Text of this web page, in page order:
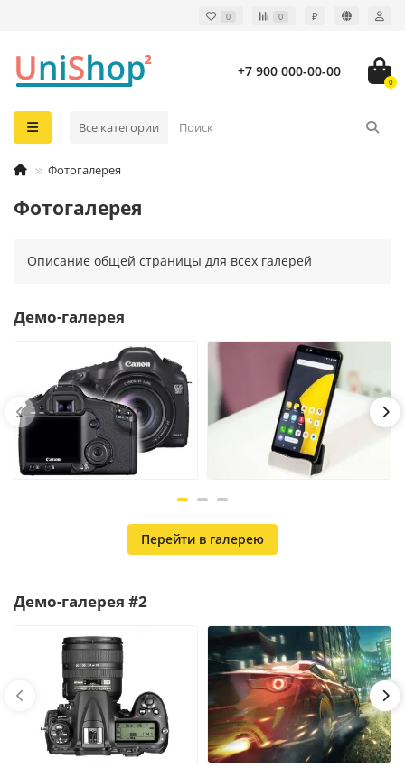
0 0 ₽
+7 900 000-00-00
0
Все категории
Фотогалерея
Фотогалерея
Описание общей страницы для всех галерей
Демо-галерея
Перейти в галерею
Демо-галерея #2